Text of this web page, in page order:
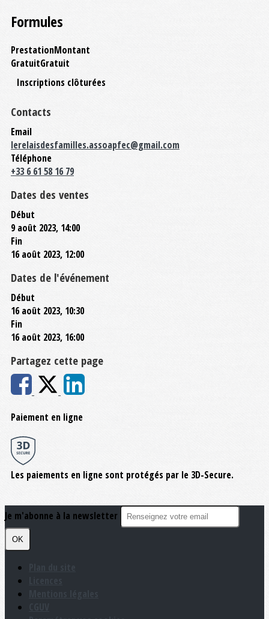
Formules
PrestationMontant
GratuitGratuit
Inscriptions clôturées
Contacts
Email
lerelaisdesfamilles.assoapfec@gmail.com
Téléphone
+33 6 61 58 16 79
Dates des ventes
Début
9 août 2023, 14:00
Fin
16 août 2023, 12:00
Dates de l'événement
Début
16 août 2023, 10:30
Fin
16 août 2023, 16:00
Partagez cette page
Paiement en ligne
Les paiements en ligne sont protégés par le 3D-Secure.
Je m'abonne à la newsletter
OK